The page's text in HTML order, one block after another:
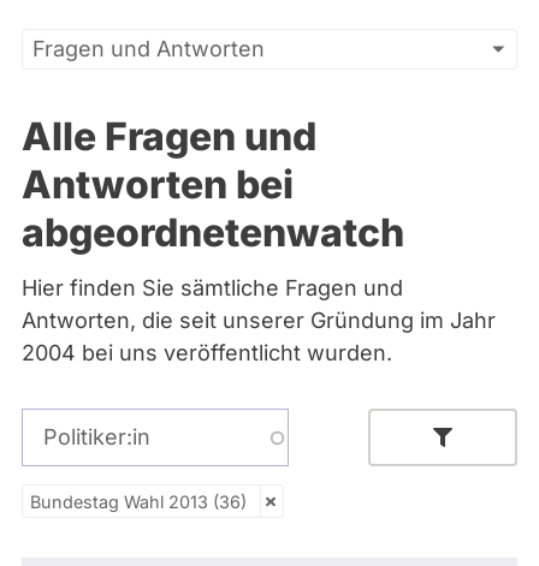
Direkt
Primäre
Fragen und Antworten
Alle Fragen und
Antworten bei
abgeordnetenwatch
Hier finden Sie sämtliche Fragen und
Antworten, die seit unserer Gründung im Jahr
2004 bei uns veröffentlicht wurden.
Thema
- Alle -
Bundestag Wahl 2013 (36)